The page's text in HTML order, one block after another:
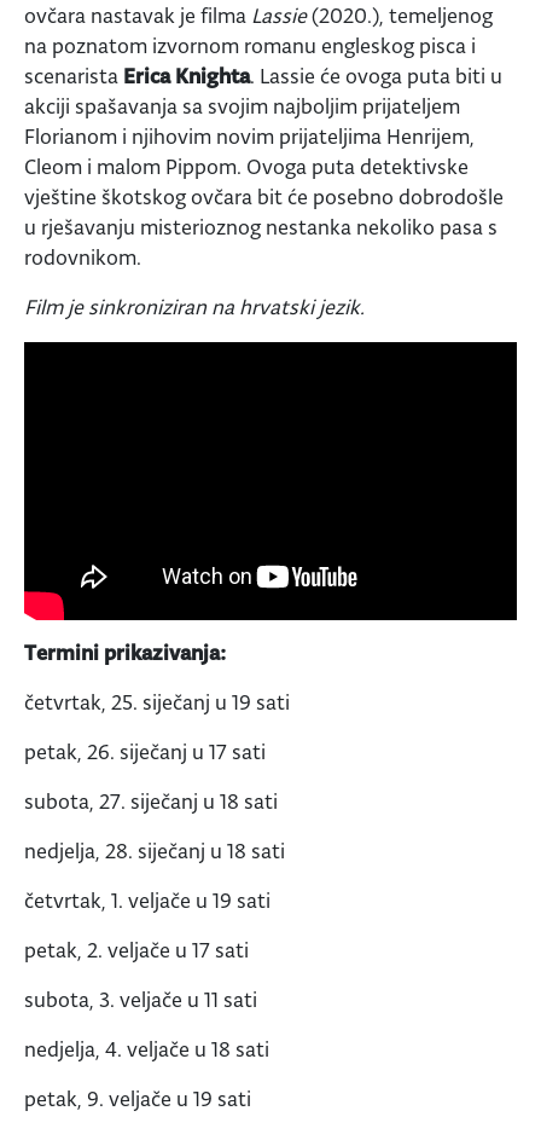
ovčara nastavak je filma Lassie(2020.), temeljenog
na poznatom izvornom romanu engleskog pisca i
scenarista Erica Knighta. Lassie će ovoga puta biti u
akciji spašavanja sa svojim najboljim prijateljem
Florianom i njihovim novim prijateljima Henrijem,
Cleom i malom Pippom. Ovoga puta detektivske
vještine škotskog ovčara bit će posebno dobrodošle
u rješavanju misterioznog nestanka nekoliko pasa s
rodovnikom.
Film je sinkroniziran na hrvatski jezik.
Termini prikazivanja:
četvrtak, 25. siječanj u 19 sati
petak, 26. siječanj u 17 sati
subota, 27. siječanj u 18 sati
nedjelja, 28. siječanj u 18 sati
četvrtak, 1. veljače u 19 sati
petak, 2. veljače u 17 sati
subota, 3. veljače u 11 sati
nedjelja, 4. veljače u 18 sati
petak, 9. veljače u 19 sati